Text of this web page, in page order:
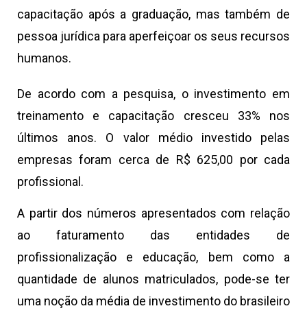
capacitação após a graduação, mas também de
pessoa jurídica para aperfeiçoar os seus recursos
humanos.
De acordo com a pesquisa, o investimento em
treinamento e capacitação cresceu 33% nos
últimos anos. O valor médio investido pelas
empresas foram cerca de R$ 625,00 por cada
profissional.
A partir dos números apresentados com relação
ao faturamento das entidades de
profissionalização e educação, bem como a
quantidade de alunos matriculados, pode-se ter
uma noção da média de investimento do brasileiro